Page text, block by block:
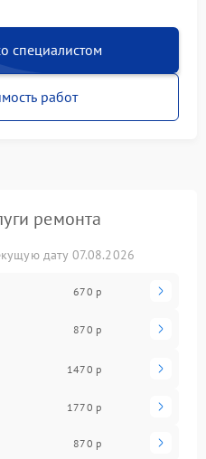
специалистом
работ
ремонта
дату 07.08.2026
670 р
870 р
1470 р
1770 р
870 р